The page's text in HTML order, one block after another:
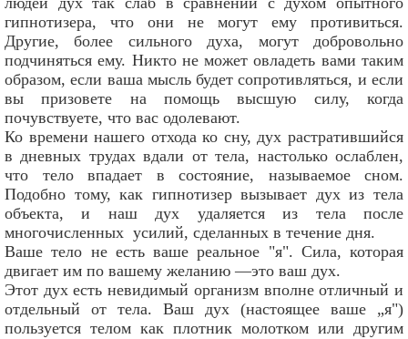
гипнотизера, что они не могут ему противиться.
Другие, более сильного духа, могут добровольно
подчиняться ему. Никто не может овладеть вами таким
образом, если ваша мысль будет сопротивляться, и если
вы призовете на помощь высшую силу, когда
почувствуете, что вас одолевают.
Ко времени нашего отхода ко сну, дух растратившийся
в дневных трудах вдали от тела, настолько ослаблен,
что тело впадает в состояние, называемое сном.
Подобно тому, как гипнотизер вызывает дух из тела
объекта, и наш дух удаляется из тела после
многочисленных усилий, сделанных в течение дня.
Ваше тело не есть ваше реальное "я". Сила, которая
двигает им по вашему желанию —это ваш дух.
Этот дух есть невидимый организм вполне отличный и
отдельный от тела. Ваш дух (настоящее ваше „я")
пользуется телом как плотник молотком или другим